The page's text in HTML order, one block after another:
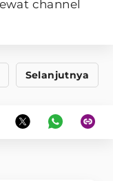
channel
Selanjutnya